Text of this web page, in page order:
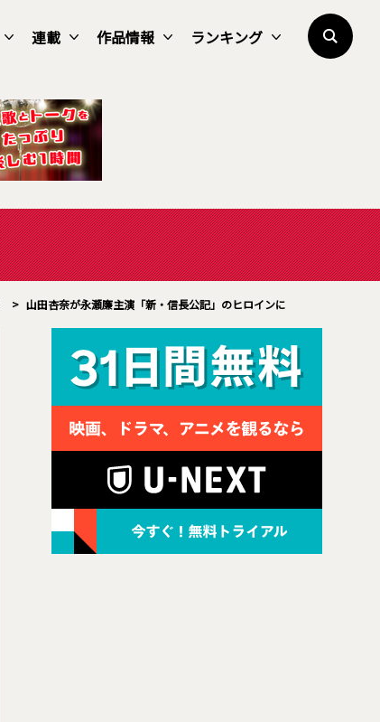
連載 作品情報 ランキング
> 山田杏奈が永瀬廉主演「新・信長公記」のヒロインに